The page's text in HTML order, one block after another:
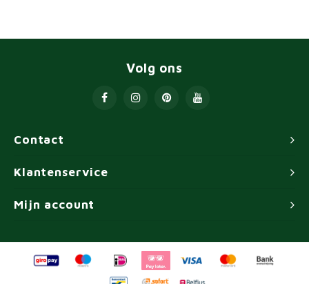
Contact
Volg ons
Klantenservice
Mijn account